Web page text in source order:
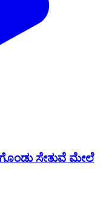
ಸೇತುವೆ ಮೇಲೆ